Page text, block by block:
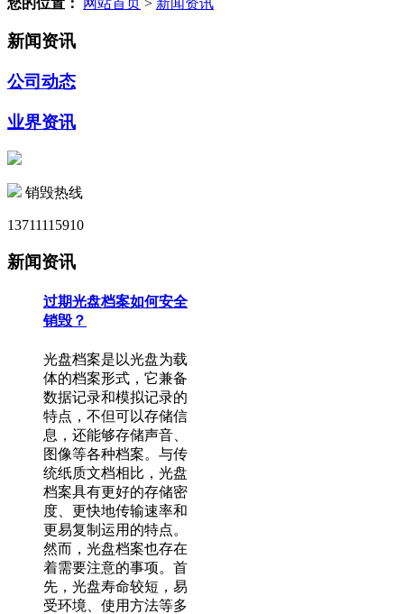
新闻资讯
公司动态
业界资讯
销毁热线
13711115910
新闻资讯
过期光盘档案如何安全
销毁？
光盘档案是以光盘为载
体的档案形式，它兼备
数据记录和模拟记录的
特点，不但可以存储信
息，还能够存储声音、
图像等各种档案。与传
统纸质文档相比，光盘
档案具有更好的存储密
度、更快地传输速率和
更易复制运用的特点。
然而，光盘档案也存在
着需要注意的事项。首
先，光盘寿命较短，易
受环境、使用方法等多